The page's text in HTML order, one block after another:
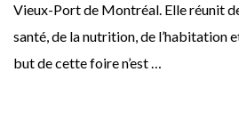
Vieux-Port de Montréal. Elle réunit
santé, de la nutrition, de l’habitation
but de cette foire n’est …